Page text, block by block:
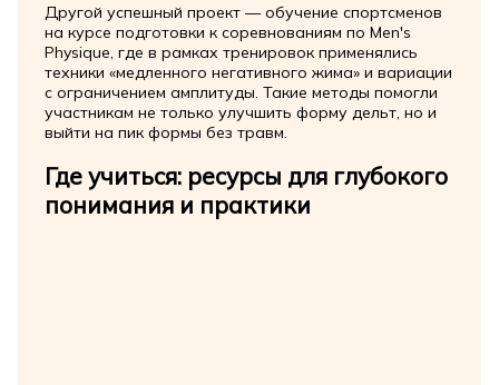
Другой успешный проект — обучение спортсменов
на курсе подготовки к соревнованиям по Men's
Physique, где в рамках тренировок применялись
техники «медленного негативного жима» и вариации
с ограничением амплитуды. Такие методы помогли
участникам не только улучшить форму дельт, но и
выйти на пик формы без травм.
Где учиться: ресурсы для глубокого
понимания и практики